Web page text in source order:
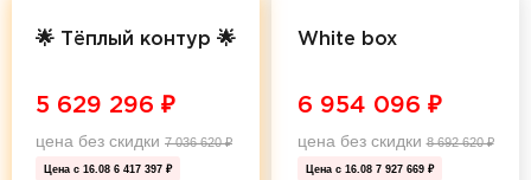
🌟 Тёплый контур 🌟
5 629 296 ₽
цена без скидки 7 036 620₽
Цена с 16.08 6 417 397 ₽
White box
6 954 096 ₽
цена без скидки8 692 620₽
Цена с 16.08 7 927 669 ₽